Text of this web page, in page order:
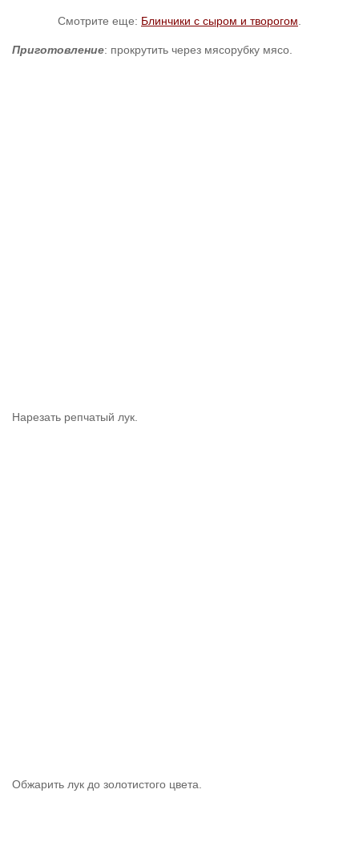
Смотрите еще: Блинчики с сыром и творогом.
Приготовление: прокрутить через мясорубку мясо.
Нарезать репчатый лук.
Обжарить лук до золотистого цвета.